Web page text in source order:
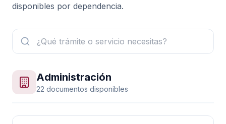
disponibles por dependencia.
Administración
22 documentos disponibles